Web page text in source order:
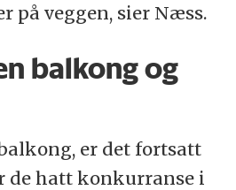
på veggen, sier Næss.
balkong og
er det fortsatt
de hatt konkurranse i